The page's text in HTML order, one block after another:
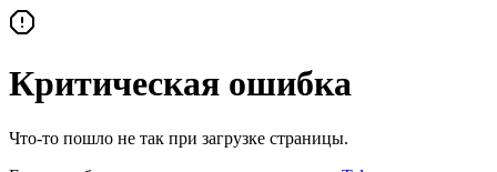
Критическая ошибка
Что-то пошло не так при загрузке страницы.